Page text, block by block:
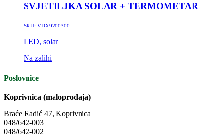
SVJETILJKA SOLAR + TERMOMETAR
SKU: VDX9200300
LED, solar
Na zalihi
Poslovnice
Koprivnica (maloprodaja)
Braće Radić 47, Koprivnica
048/642-003
048/642-002